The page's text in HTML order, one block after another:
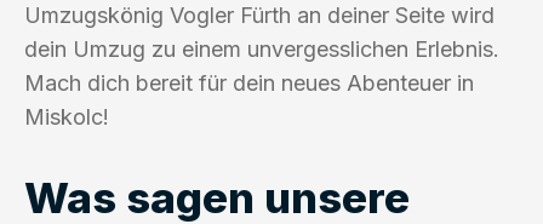
Umzugskönig Vogler Fürth an deiner Seite wird
dein Umzug zu einem unvergesslichen Erlebnis.
Mach dich bereit für dein neues Abenteuer in
Miskolc!
Was sagen unsere